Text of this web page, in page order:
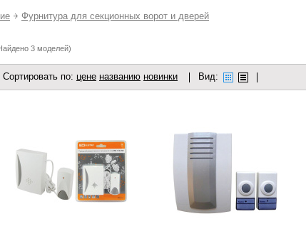
Фурнитура для секционных ворот и дверей
3 моделей)
Сортировать по: цене названию новинки Вид: